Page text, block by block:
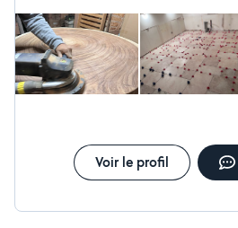
Voir le profil